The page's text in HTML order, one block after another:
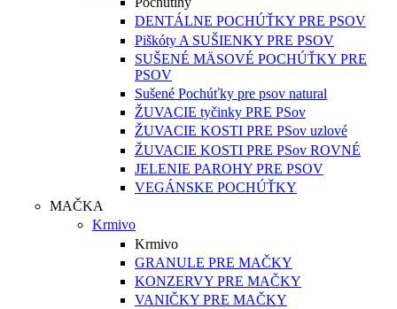
DENTÁLNE POCHÚŤKY PRE PSOV
Piškóty A SUŠIENKY PRE PSOV
SUŠENÉ MÄSOVÉ POCHÚŤKY PRE
PSOV
Sušené Pochúťky pre psov natural
ŽUVACIE tyčinky PRE PSov
ŽUVACIE KOSTI PRE PSov uzlové
ŽUVACIE KOSTI PRE PSov ROVNÉ
JELENIE PAROHY PRE PSOV
VEGÁNSKE POCHÚŤKY
MAČKA
Krmivo
Krmivo
GRANULE PRE MAČKY
KONZERVY PRE MAČKY
VANIČKY PRE MAČKY